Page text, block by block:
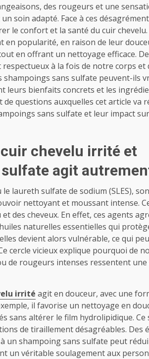
des rougeurs et une
soin adapté. Face à ces
le confort et la santé du cuir
en popularité, en raison de leur
en offrant un nettoyage efficace.
à la fois de notre corps et
shampoings sans sulfate peuvent-ils
leurs bienfaits concrets et les
questions auxquelles cet article va
sans sulfate et leur impact
chevelu irrité et
agit
laureth sulfate de sodium (SLES),
nettoyant et moussant intense.
des cheveux. En effet, ces agents
naturelles essentielles qui
devient alors vulnérable, ce qui
cercle vicieux explique pourquoi de
de rougeurs intenses ressentent
irrité agit en douceur, avec une
il favorise un nettoyage en
sans altérer le film hydrolipidique. Ce
de tiraillement désagréables. Des
un shampoing sans sulfate peut
un véritable soulagement aux